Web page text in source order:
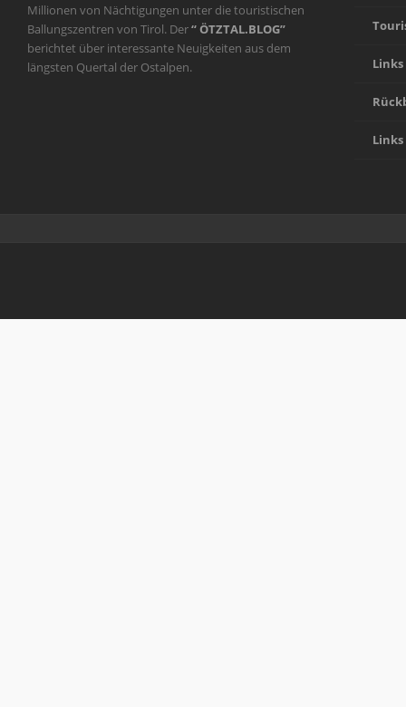
Millionen von Nächtigungen unter die touristischen
Ballungszentren von Tirol. Der“ ÖTZTAL.BLOG”
berichtet über interessante Neuigkeiten aus dem
längsten Quertal der Ostalpen.
Links
Links